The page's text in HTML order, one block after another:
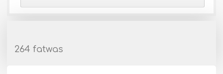
264 fatwas